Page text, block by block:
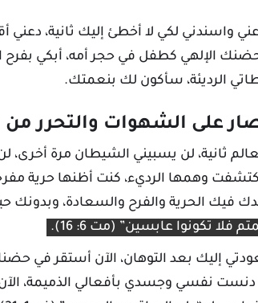
واسندني لكي لا أخطئ إليك ثانية، دعني
الإلهي كطفل في حجر أمه، أبكي بفرح
الرديئة، سأكون لك بنعمتك.
على الشهوات والتحرر من
ثانية، لن يسبيني الشيطان مرة أخرى،
وهمها الرديء، كنت أظنها حرية
فيك الحرية والفرح والسعادة، وبدونك
فلا تكونوا عابسين” (مت 6: 16).
إليك بعد التوهان، الآن أستقر في
نفسي وجسدي بأفعالي الذميمة، الآن